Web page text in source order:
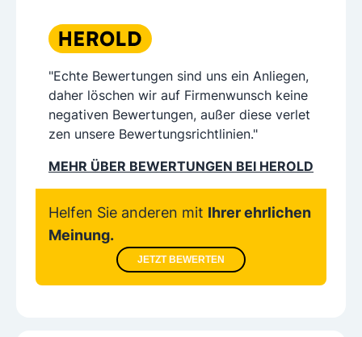
"Echte Bewertungen sind uns ein Anliegen,
daher löschen wir auf Firmenwunsch keine
negativen Bewertungen, außer diese verlet
zen unsere Bewertungsrichtlinien."
MEHR ÜBER BEWERTUNGEN BEI HEROLD
Helfen Sie anderen mit Ihrer ehrlichen
Meinung.
JETZT BEWERTEN